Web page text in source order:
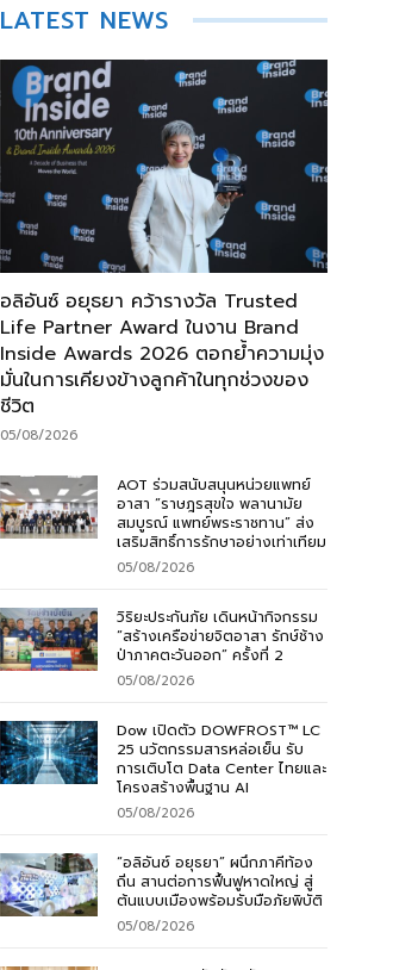
LATEST NEWS
อลิอันซ์ อยุธยา คว้ารางวัล Trusted
Life Partner Award ในงาน Brand
Inside Awards 2026 ตอกย้ำความมุ่ง
มั่นในการเคียงข้างลูกค้าในทุกช่วงของ
ชีวิต
05/08/2026
AOT ร่วมสนับสนุนหน่วยแพทย์
อาสา “ราษฎรสุขใจ พลานามัย
สมบูรณ์ แพทย์พระราชทาน” ส่ง
เสริมสิทธิ์การรักษาอย่างเท่าเทียม
05/08/2026
วิริยะประกันภัย เดินหน้ากิจกรรม
“สร้างเครือข่ายจิตอาสา รักษ์ช้าง
ป่าภาคตะวันออก” ครั้งที่ 2
05/08/2026
Dow เปิดตัว DOWFROST™ LC
25 นวัตกรรมสารหล่อเย็น รับ
การเติบโต Data Center ไทยและ
โครงสร้างพื้นฐาน AI
05/08/2026
“อลิอันซ์ อยุธยา” ผนึกภาคีท้อง
ถิ่น สานต่อการฟื้นฟูหาดใหญ่ สู่
ต้นแบบเมืองพร้อมรับมือภัยพิบัติ
05/08/2026